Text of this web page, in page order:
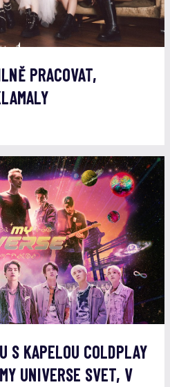
PRACOVAT,
S KAPELOU COLDPLAY
UNIVERSE SVET, V